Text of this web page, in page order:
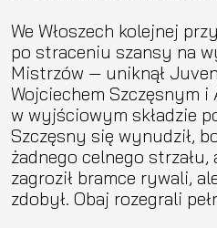
We Włoszech kolejnej
po straceniu szansy na
Mistrzów — uniknął
Wojciechem Szczęsnym
w wyjściowym składzie
Szczęsny się wynudził,
żadnego celnego
zagroził bramce rywali,
zdobył. Obaj rozegrali